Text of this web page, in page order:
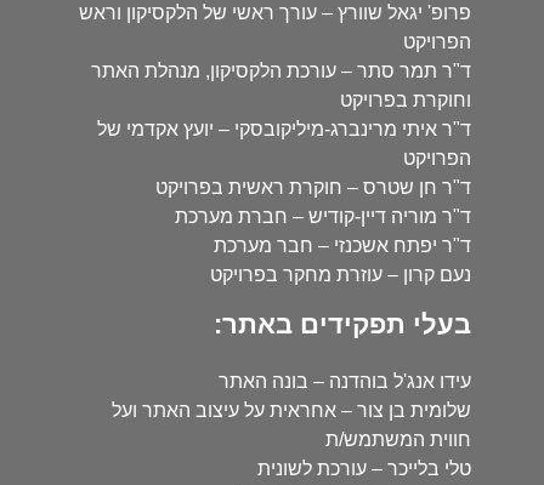
פרופ' יגאל שוורץ – עורך ראשי של הלקסיקון וראש
הפרויקט
ד"ר תמר סתר – עורכת הלקסיקון, מנהלת האתר
וחוקרת בפרויקט
ד"ר איתי מרינברג-מיליקובסקי – יועץ אקדמי של
הפרויקט
ד"ר חן שטרס – חוקרת ראשית בפרויקט
ד"ר מוריה דיין-קודיש – חברת מערכת
ד"ר יפתח אשכנזי – חבר מערכת
נעם קרון – עוזרת מחקר בפרויקט
בעלי תפקידים באתר:
עידו אנג'ל בוהדנה – בונה האתר
שלומית בן צור – אחראית על עיצוב האתר ועל
חווית המשתמש/ת
טלי בלייכר – עורכת לשונית